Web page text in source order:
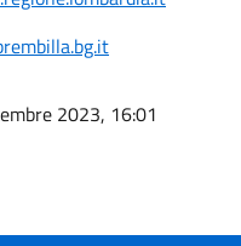
2023, 16:01